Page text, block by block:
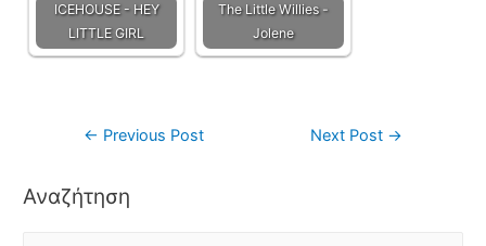
ICEHOUSE - HEY
LITTLE GIRL
The Little Willies -
Jolene
← Previous Post Next Post →
Αναζήτηση